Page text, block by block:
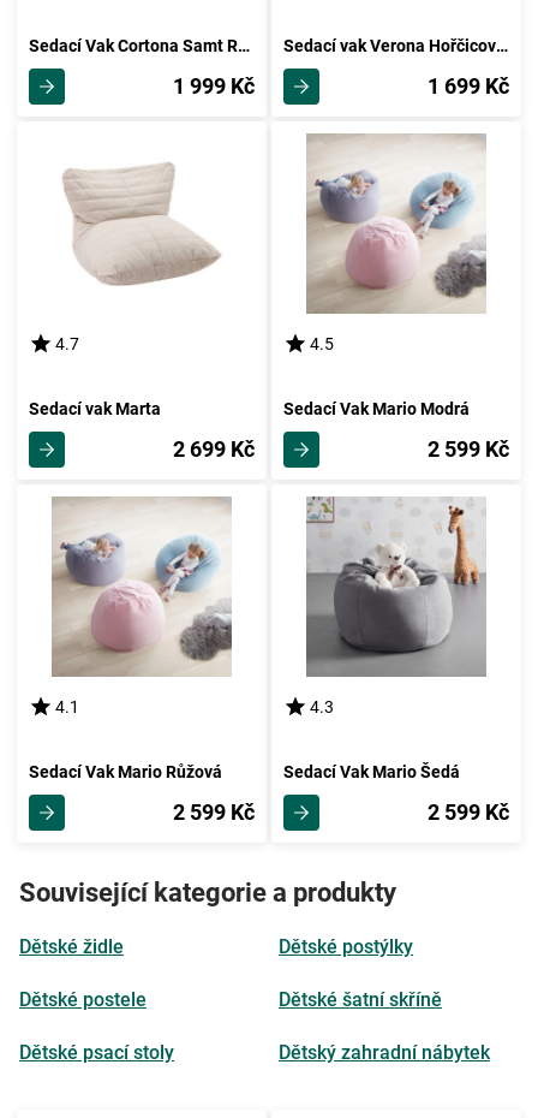
Sedací Vak Cortona Samt Růžová
1 999 Kč
Sedací vak Verona Hořčicová Žlutá
1 699 Kč
4.7
Sedací vak Marta
2 699 Kč
4.5
Sedací Vak Mario Modrá
2 599 Kč
4.1
Sedací Vak Mario Růžová
2 599 Kč
4.3
Sedací Vak Mario Šedá
2 599 Kč
Související kategorie a produkty
Dětské židle
Dětské postele
Dětské psací stoly
Dětské postýlky
Dětské šatní skříně
Dětský zahradní nábytek